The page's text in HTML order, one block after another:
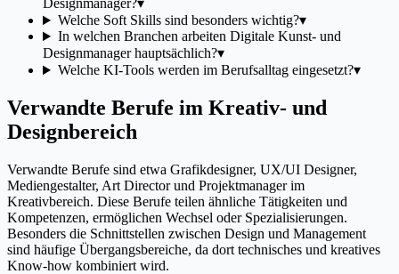
Designmanager?▾
Welche Soft Skills sind besonders wichtig?▾
In welchen Branchen arbeiten Digitale Kunst- und
Designmanager hauptsächlich?▾
Welche KI-Tools werden im Berufsalltag eingesetzt?▾
Verwandte Berufe im Kreativ- und
Designbereich
Verwandte Berufe sind etwa Grafikdesigner, UX/UI Designer,
Mediengestalter, Art Director und Projektmanager im
Kreativbereich. Diese Berufe teilen ähnliche Tätigkeiten und
Kompetenzen, ermöglichen Wechsel oder Spezialisierungen.
Besonders die Schnittstellen zwischen Design und Management
sind häufige Übergangsbereiche, da dort technisches und kreatives
Know-how kombiniert wird.